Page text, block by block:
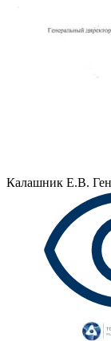
Калашник Е.В.